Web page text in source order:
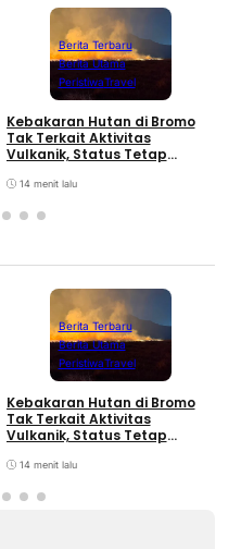
Berita Terbaru
Berita Utama
PeristiwaTravel
Kebakaran Hutan di Bromo
Tak Terkait Aktivitas
Vulkanik, Status Tetap
14 menit lalu
Berita Terbaru
Berita Utama
PeristiwaTravel
Kebakaran Hutan di Bromo
Tak Terkait Aktivitas
Vulkanik, Status Tetap
14 menit lalu